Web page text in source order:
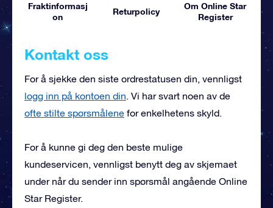
Fraktinformasj
on
Returpolicy
Om Online Star
Register
Kontakt oss
For å sjekke den siste ordrestatusen din, vennligst
logg inn på kontoen din. Vi har svart noen av de
ofte stilte spørsmålene for enkelhetens skyld.
For å kunne gi deg den beste mulige
kundeservicen, vennligst benytt deg av skjemaet
under når du sender inn spørsmål angående Online
Star Register.